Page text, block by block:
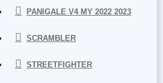
PANIGALE V4 MY 2022 2023
SCRAMBLER
STREETFIGHTER